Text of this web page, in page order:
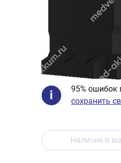
95% ошибок
сохранить
Наличие в